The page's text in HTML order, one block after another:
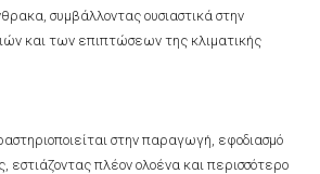
συμβάλλοντας ουσιαστικά στην
και των επιπτώσεων της κλιματικής
στην παραγωγή, εφοδιασμό
εστιάζοντας πλέον ολοένα και περισσότερο